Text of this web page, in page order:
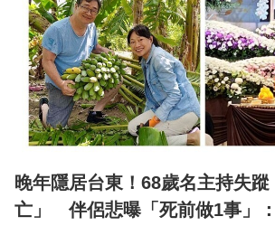
晚年隱居台東！68歲名主持失
亡」 伴侶悲曝「死前做1事」